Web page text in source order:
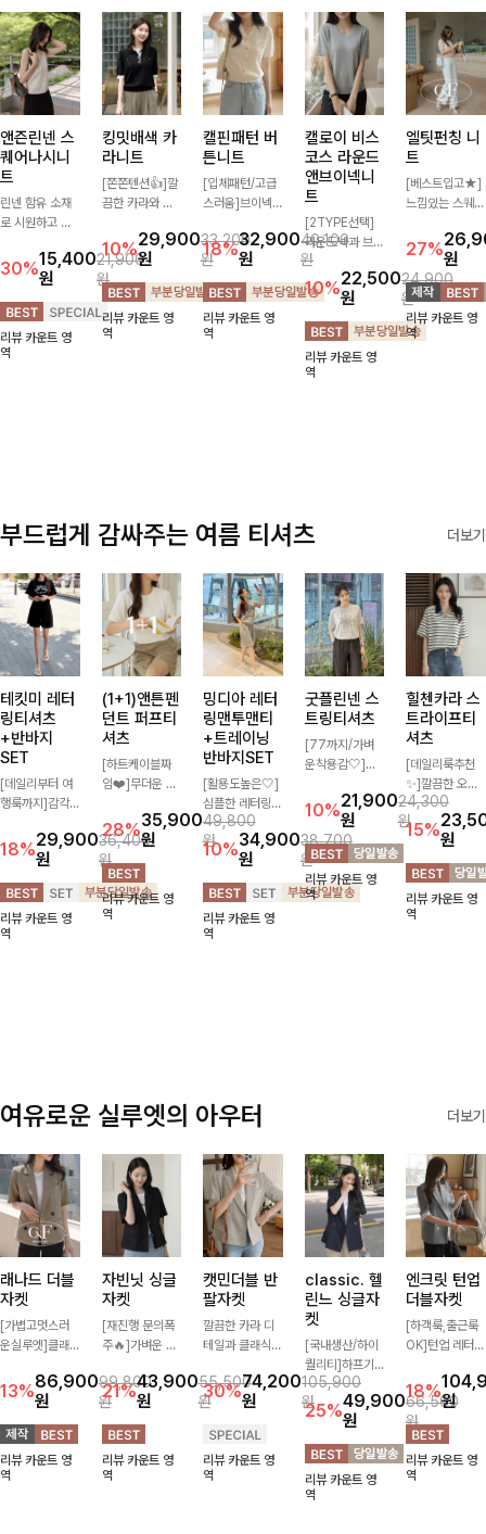
앤즌린넨 스
퀘어나시니
트
린넨 함유 소재
로 시원하고 쾌
좋은 나시 니트
🌿 깔끔한 스퀘
어넥 디자인이
쇄골 라인을 더
욱 여리하고 여
성스럽게 연출해
30%15,400
원
21,900
원
리뷰 카운트 영
역
킹밋배색 카
라니트
[쫀쫀텐션👍]깔
끔한 카라와 반
만나 하나만 입
어도 완성도 높
은 스타일링을
연출해드려요 부
담 없이 즐기기
좋은 데일리 니
10%29,900
원
33,200
원
리뷰 카운트 영
역
캘핀패턴 버
튼니트
[입체패턴/고급
스러움]브이넥
패턴이 어우러져
포인트 있게 즐
기기 좋은 가디
건 🤍 가볍게 걸
쳐주기만 해도
스타일리시한 무
18%32,900
원
40,100
원
리뷰 카운트 영
역
캘로이 비스
코스 라운드
앤브이넥니
트
[2TYPE선택]
라운드넥과 브이
넥 두 가지 디자
인으로 취향에
맞게 선택 가능
한 베이직 니트
🤍 깔끔한 실루
엣과 부드러운
착용감으로 단독
10%22,500
원
24,900
원
리뷰 카운트 영
역
엘팃펀칭 니
트
[베스트입고★]
느낌있는 스퀘어
으로 세련됨이
묻어나는 니트:)
시원쫀쫀함 가
득, 여성스러운
룩을 완성해봐요
♡
27%원
리뷰 카운트 영
역
부드럽게 감싸주는 여름 티셔츠 더보기
테킷미 레터
링티셔츠
+반바지
SET
[데일리부터 여
행룩까지]감각
셔츠와 플레어
핏 반바지가 함
께 구성된 세트
아이템으로, 편
안하면서도 캐주
얼한 꾸안꾸룩을
18%29,900
원
36,400
원
리뷰 카운트 영
역
(1+1)앤튼펜
던트 퍼프티
셔츠
[하트케이블짜
임❤️]무더운 여
낭만같은 티셔츠
소재감에서 주는
포인트와 금장으
로 고급스러움도
놓치지 말아요♥
28%35,900
원
49,800
원
리뷰 카운트 영
역
밍디아 레터
링맨투맨티
+트레이닝
반바지SET
[활용도높은🤍]
심플한 레터링
포인트의 반팔
티셔츠와 여유롭
게 떨어지는 반
바지 조합으로
꾸안꾸 무드 제
대로 살려주는
트레이닝 세트
10%34,900
원
38,700
원
리뷰 카운트 영
역
굿플린넨 스
트링티셔츠
[77까지/가벼
운착용감🤍]린
럴한 플라워 프
린팅이 포인트가
되어 하나만으로
도 감성 있는 스
타일을 완성해드
리는 티셔츠-🌼
10%21,900
원
24,300
원
리뷰 카운트 영
역
힐첸카라 스
트라이프티
셔츠
[데일리룩추천
✨]깔끔한 오픈
카라넥과 조화로
운 배색이 들어
간 스트라이프
패턴으로 단정하
고 캐주얼한 무
드를 선사하는
반팔 티셔츠에
15%원
리뷰 카운트 영
역
여유로운 실루엣의 아우터 더보기
래나드 더블
자켓
[가볍고멋스러
운실루엣]클래
하게 걸치기 좋
은 반팔 자켓-자
주 입게 될 깔끔
한 핏은 물론, 쾌
적함도 챙겨드려
요 :)
13%86,900
원
99,800
원
리뷰 카운트 영
역
자빈닛 싱글
자켓
[재진행 문의폭
주🔥]가벼운 소
기만 해도 캐주
얼한 무드를 만
들어주며 반팔
디자인으로 더운
날에도 편안하게
착용 가능한 반
21%43,900
원
55,500
원
리뷰 카운트 영
역
캣민더블 반
팔자켓
깔끔한 카라 디
테일과 클래식한
인으로 세련된
무드를 완성한
볍게 걸쳐주기만
해도 멋스럽게
스타일링돼요
30%74,200
원
105,900
원
리뷰 카운트 영
역
classic. 헬
린느 싱글자
켓
[국내생산/하이
퀄리티]하프기
장의 부담스럽지
않은 기장으로
클래식이 주는
멋!스탠다드한
핏이 멋스러운,
쾌적하면서 세련
된 무드의 썸머
25%49,900
원
66,500
원
리뷰 카운트 영
역
엔크릿 턴업
더블자켓
[하객룩,출근룩
OK]턴업 레터링
있게 완성된 썸
머 자켓, 더블버
튼 디자인으로
깔끔하고 세련된
무드가 느껴져요
🩶 가볍고 시원
18%원
리뷰 카운트 영
역